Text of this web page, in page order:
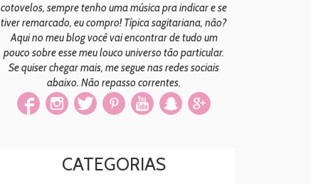
cotovelos, sempre tenho uma música pra indicar e se
tiver remarcado, eu compro! Típica sagitariana, não?
Aqui no meu blog você vai encontrar de tudo um
pouco sobre esse meu louco universo tão particular.
Se quiser chegar mais, me segue nas redes sociais
abaixo. Não repasso correntes.
CATEGORIAS